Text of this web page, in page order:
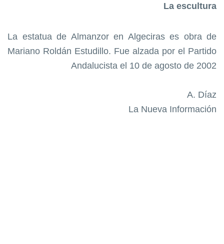
La escultura
La estatua de Almanzor en Algeciras es obra de
Mariano Roldán Estudillo. Fue alzada por el Partido
Andalucista el 10 de agosto de 2002
A. Díaz
La Nueva Información